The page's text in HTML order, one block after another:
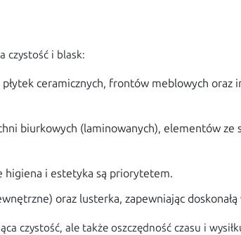
czystość i blask:
ceramicznych, frontów meblowych oraz
biurkowych (laminowanych), elementów
higiena i estetyka są priorytetem.
oraz lusterka, zapewniając doskonałą
czystość, ale także oszczędność czasu i